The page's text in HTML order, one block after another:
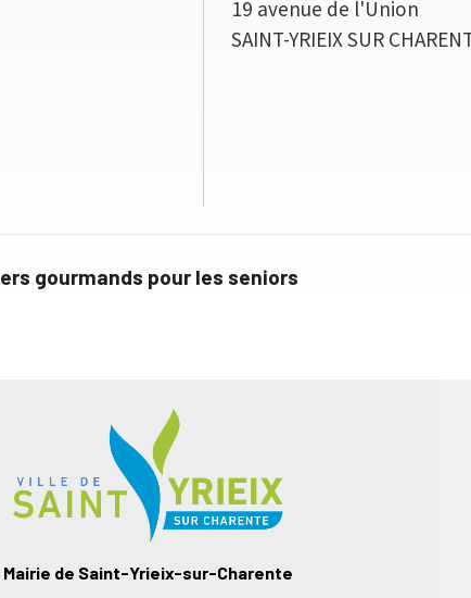
19 avenue de l'Union
SAINT-YRIEIX SUR
gourmands pour les seniors
Mairie de Saint-Yrieix-sur-Charente